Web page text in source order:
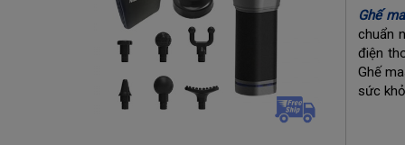
Ghế
chuẩn
điện
Ghế
sức